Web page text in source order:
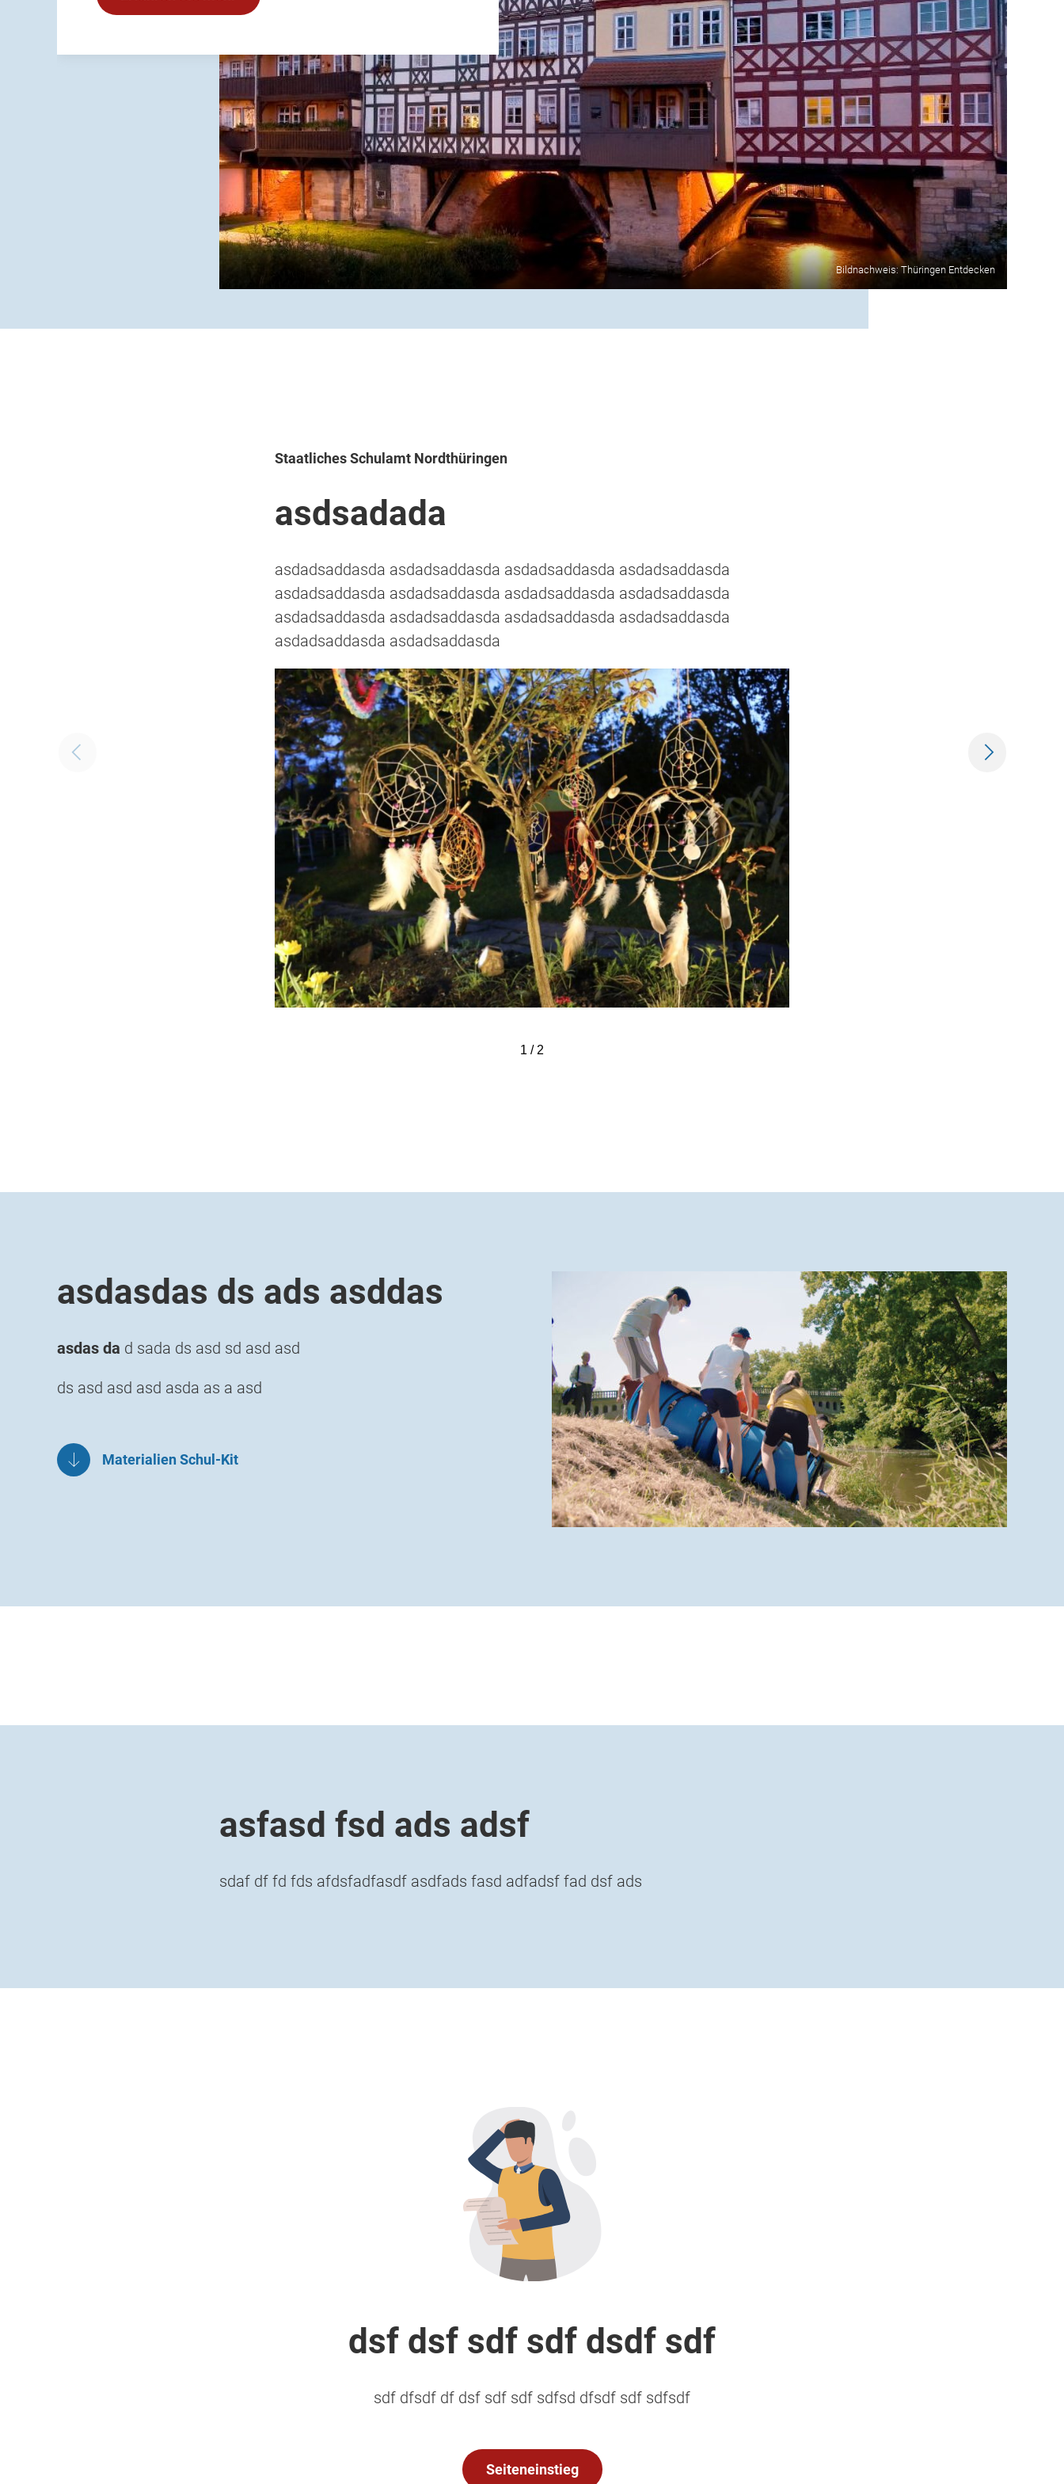
Bildnachweis: Thüringen Entdecken
Staatliches Schulamt Nordthüringen
asdsadada
asdadsaddasda asdadsaddasda asdadsaddasda asdadsaddasda
asdadsaddasda asdadsaddasda asdadsaddasda asdadsaddasda
asdadsaddasda asdadsaddasda asdadsaddasda asdadsaddasda
asdadsaddasda asdadsaddasda
1 / 2
asdasdas ds ads asddas
asdas da d sada ds asd sd asd asd
ds asd asd asd asda as a asd
Materialien Schul-Kit
asfasd fsd ads adsf
sdaf df fd fds afdsfadfasdf asdfads fasd adfadsf fad dsf ads
dsf dsf sdf sdf dsdf sdf
sdf dfsdf df dsf sdf sdf sdfsd dfsdf sdf sdfsdf
Seiteneinstieg